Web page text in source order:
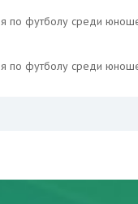
по футболу среди
по футболу среди